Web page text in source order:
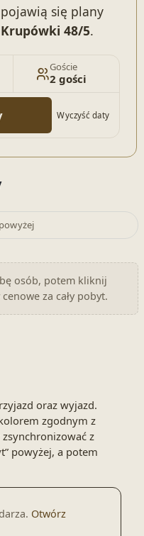
się plany
48/5.
Goście
2 gości
Wyczyść daty
osób, potem kliknij
za cały pobyt.
oraz wyjazd.
zgodnym z
z
powyżej, a potem
Otwórz